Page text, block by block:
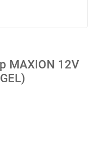
MAXION 12V